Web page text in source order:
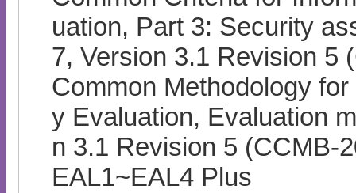
uation, Part 3: Security
7, Version 3.1 Revision 5
Common Methodology
y Evaluation, Evaluation
n 3.1 Revision 5 (CCMB-
EAL1~EAL4 Plus